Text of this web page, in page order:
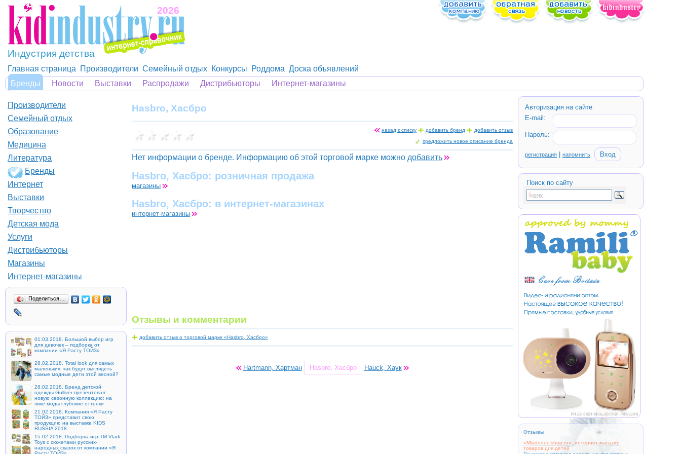
2026
Индустрия детства
Главная страница Производители Семейный отдых Конкурсы Роддома Доска объявлений
Бренды
Новости Выставки Распродажи Дистрибьюторы Интернет-магазины
Производители
Семейный отдых
Образование
Медицина
Литература
Бренды
Интернет
Выставки
Творчество
Детская мода
Услуги
Дистрибьюторы
Магазины
Интернет-магазины
Поделиться…
01.03.2018. Большой выбор игр
для девочек – подборка от
компании «Я Расту ТОЙЗ»
28.02.2018. Total look для самых
маленьких: как будут выглядеть
самые модные дети этой весной?
28.02.2018. Бренд детской
одежды Gulliver презентовал
новую сезонную коллекцию: на
пике моды глубокие оттенки
21.02.2018. Компания «Я Расту
ТОЙЗ» представит свою
продукцию на выставке KIDS
RUSSIA 2018
15.02.2018. Подборка игр ТМ Vladi
Toys с сюжетами русских-
народных сказок от компании «Я
Hasbro, Хасбро
назад к списку добавить бренд
добавить отзыв
предложить новое описание бренда
Нет информации о бренде. Информацию об этой торговой марке можно добавить
Hasbro, Хасбро: розничная продажа
магазины
Hasbro, Хасбро: в интернет-магазинах
интернет-магазины
Отзывы и комментарии
добавить отзыв о торговой марке «Hasbro, Хасбро»
Hartmann, Хартман Hasbro, Хасбро Hauck, Хаук
Авторизация на сайте
E-mail:
Пароль:
регистрация напомнить
Поиcк по сайту
Отзывы
«Mladenec-shop.ru», интернет-магазин
товаров для детей